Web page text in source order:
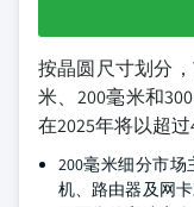
按晶圆尺寸划分
米、200毫米和
在2025年将以超过
200毫米细分市
机、路由器及网